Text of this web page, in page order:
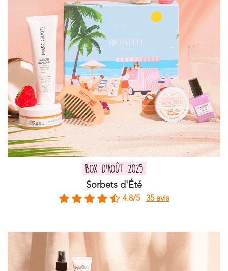
BOX D'AOÛT 2025
Sorbets d'Été
4.8/5 35 avis